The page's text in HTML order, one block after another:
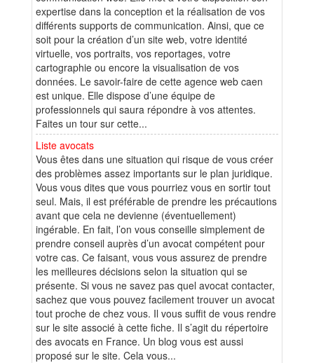
expertise dans la conception et la réalisation de vos
différents supports de communication. Ainsi, que ce
soit pour la création d’un site web, votre identité
virtuelle, vos portraits, vos reportages, votre
cartographie ou encore la visualisation de vos
données. Le savoir-faire de cette agence web caen
est unique. Elle dispose d’une équipe de
professionnels qui saura répondre à vos attentes.
Faites un tour sur cette...
Liste avocats
Vous êtes dans une situation qui risque de vous créer
des problèmes assez importants sur le plan juridique.
Vous vous dites que vous pourriez vous en sortir tout
seul. Mais, il est préférable de prendre les précautions
avant que cela ne devienne (éventuellement)
ingérable. En fait, l’on vous conseille simplement de
prendre conseil auprès d’un avocat compétent pour
votre cas. Ce faisant, vous vous assurez de prendre
les meilleures décisions selon la situation qui se
présente. Si vous ne savez pas quel avocat contacter,
sachez que vous pouvez facilement trouver un avocat
tout proche de chez vous. Il vous suffit de vous rendre
sur le site associé à cette fiche. Il s’agit du répertoire
des avocats en France. Un blog vous est aussi
proposé sur le site. Cela vous...